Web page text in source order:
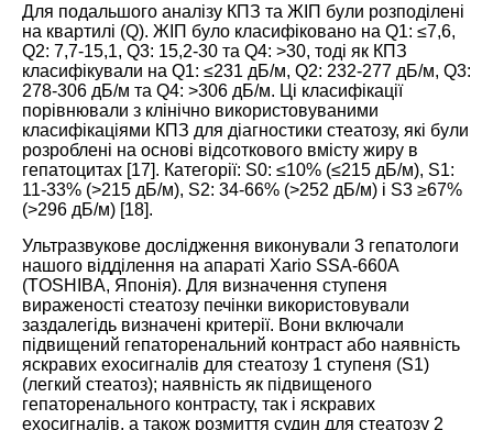
Для подальшого аналізу КПЗ та ЖІП були розподілені
на квартилі (Q). ЖІП було класифіковано на Q1: ≤7,6,
Q2: 7,7-15,1, Q3: 15,2-30 та Q4: >30, тоді як КПЗ
класифікували на Q1: ≤231 дБ/м, Q2: 232-277 дБ/м, Q3:
278-306 дБ/м та Q4: >306 дБ/м. Ці класифікації
порівнювали з клінічно використовуваними
класифікаціями КПЗ для діагностики стеатозу, які були
розроблені на основі відсоткового вмісту жиру в
гепатоцитах [17]. Категорії: S0: ≤10% (≤215 дБ/м), S1:
11-33% (>215 дБ/м), S2: 34-66% (>252 дБ/м) і S3 ≥67%
(>296 дБ/м) [18].
Ультразвукове дослідження виконували 3 гепатологи
нашого відділення на апараті Xario SSA-660A
(TOSHIBA, Японія). Для визначення ступеня
вираженості стеатозу печінки використовували
заздалегідь визначені критерії. Вони включали
підвищений гепаторенальний контраст або наявність
яскравих ехосигналів для стеатозу 1 ступеня (S1)
(легкий стеатоз); наявність як підвищеного
гепаторенального контрасту, так і яскравих
ехосигналів, а також розмиття судин для стеатозу 2